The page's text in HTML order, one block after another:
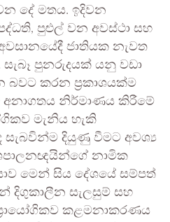
දේ මතය. ඉදිවන
පුළුල් වන අවස්ථා සහ
ජාතියක නැවත
පුනරුදයක් යනු වඩා
බවට කරන ප්‍රකාශයක්ම
නිර්මාණය කිරීමේ
මැනිය හැකි
සැබවින්ම දියුණු වීමට අවශ්‍ය
නාමික
මෙන් සිය දේශයේ සම්පත්
දිගුකාලීන සැලසුම් සහ
කළමනාකරණය